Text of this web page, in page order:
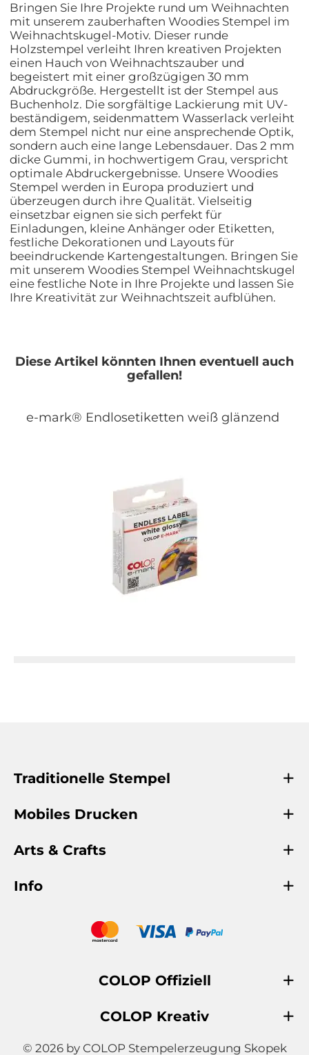
Bringen Sie Ihre Projekte rund um Weihnachten
mit unserem zauberhaften Woodies Stempel im
Weihnachtskugel-Motiv. Dieser runde
Holzstempel verleiht Ihren kreativen Projekten
einen Hauch von Weihnachtszauber und
begeistert mit einer großzügigen 30 mm
Abdruckgröße. Hergestellt ist der Stempel aus
Buchenholz. Die sorgfältige Lackierung mit UV-
beständigem, seidenmattem Wasserlack verleiht
dem Stempel nicht nur eine ansprechende Optik,
sondern auch eine lange Lebensdauer. Das 2 mm
dicke Gummi, in hochwertigem Grau, verspricht
optimale Abdruckergebnisse. Unsere Woodies
Stempel werden in Europa produziert und
überzeugen durch ihre Qualität. Vielseitig
einsetzbar eignen sie sich perfekt für
Einladungen, kleine Anhänger oder Etiketten,
festliche Dekorationen und Layouts für
beeindruckende Kartengestaltungen. Bringen Sie
mit unserem Woodies Stempel Weihnachtskugel
eine festliche Note in Ihre Projekte und lassen Sie
Ihre Kreativität zur Weihnachtszeit aufblühen.
Diese Artikel könnten Ihnen eventuell auch
gefallen!
e-mark® Endlosetiketten weiß glänzend
Traditionelle Stempel
Mobiles Drucken
Arts & Crafts
Info
COLOP Offiziell
COLOP Kreativ
© 2026 by COLOP Stempelerzeugung Skopek